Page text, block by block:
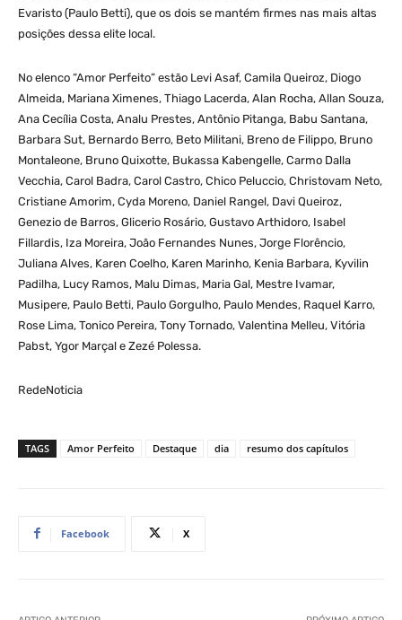
Evaristo (Paulo Betti), que os dois se mantém firmes nas mais altas
posições dessa elite local.
No elenco “Amor Perfeito” estão Levi Asaf, Camila Queiroz, Diogo
Almeida, Mariana Ximenes, Thiago Lacerda, Alan Rocha, Allan Souza,
Ana Cecília Costa, Analu Prestes, Antônio Pitanga, Babu Santana,
Barbara Sut, Bernardo Berro, Beto Militani, Breno de Filippo, Bruno
Montaleone, Bruno Quixotte, Bukassa Kabengelle, Carmo Dalla
Vecchia, Carol Badra, Carol Castro, Chico Peluccio, Christovam Neto,
Cristiane Amorim, Cyda Moreno, Daniel Rangel, Davi Queiroz,
Genezio de Barros, Glicerio Rosário, Gustavo Arthidoro, Isabel
Fillardis, Iza Moreira, João Fernandes Nunes, Jorge Florêncio,
Juliana Alves, Karen Coelho, Karen Marinho, Kenia Barbara, Kyvilin
Padilha, Lucy Ramos, Malu Dimas, Maria Gal, Mestre Ivamar,
Musipere, Paulo Betti, Paulo Gorgulho, Paulo Mendes, Raquel Karro,
Rose Lima, Tonico Pereira, Tony Tornado, Valentina Melleu, Vitória
Pabst, Ygor Marçal e Zezé Polessa.
RedeNoticia
TAGS Amor Perfeito Destaque dia resumo dos capítulos
Facebook X